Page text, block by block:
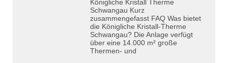
Königliche Kristall Therme
Schwangau Kurz
zusammengefasst FAQ Was bietet
die Königliche Kristall-Therme
Schwangau? Die Anlage verfügt
über eine 14.000 m² große
Thermen- und